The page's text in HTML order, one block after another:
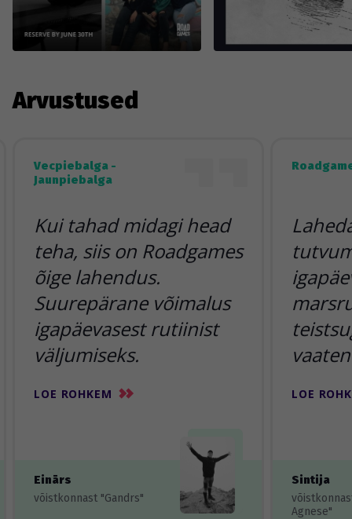
Arvustused
Vecpiebalga -
Jaunpiebalga
Kui tahad midagi head
teha, siis on Roadgames
õige lahendus.
Suurepärane võimalus
igapäevasest rutiinist
väljumiseks.
LOE ROHKEM
Einārs
võistkonnast "Gandrs"
LOE
Sintija
Agnese"